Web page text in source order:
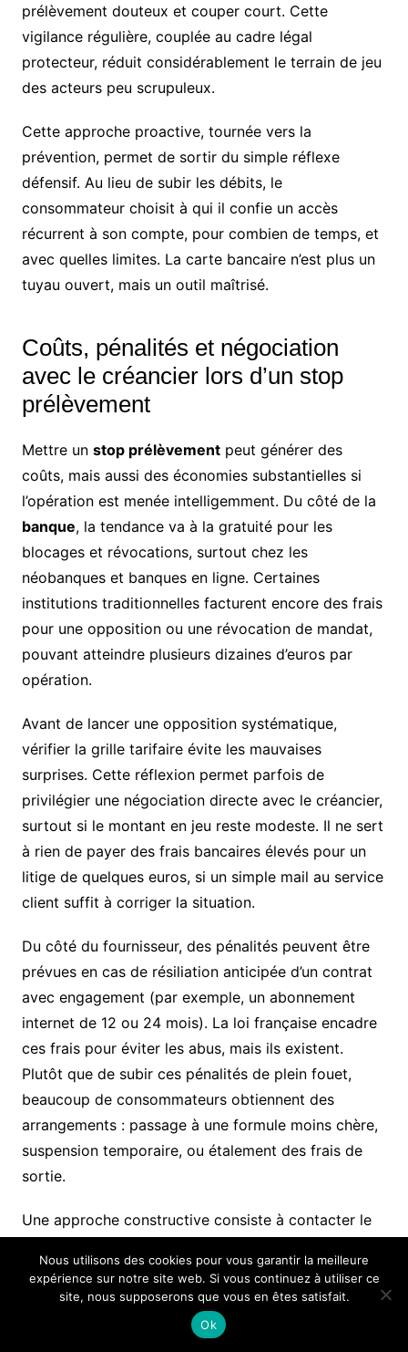
prélèvement douteux et couper court. Cette
vigilance régulière, couplée au cadre légal
protecteur, réduit considérablement le terrain de jeu
des acteurs peu scrupuleux.
Cette approche proactive, tournée vers la
prévention, permet de sortir du simple réflexe
défensif. Au lieu de subir les débits, le
consommateur choisit à qui il confie un accès
récurrent à son compte, pour combien de temps, et
avec quelles limites. La carte bancaire n’est plus un
tuyau ouvert, mais un outil maîtrisé.
Coûts, pénalités et négociation
avec le créancier lors d’un stop
prélèvement
Mettre un stop prélèvementpeut générer des
coûts, mais aussi des économies substantielles si
l’opération est menée intelligemment. Du côté de la
banque, la tendance va à la gratuité pour les
blocages et révocations, surtout chez les
néobanques et banques en ligne. Certaines
institutions traditionnelles facturent encore des frais
pour une opposition ou une révocation de mandat,
pouvant atteindre plusieurs dizaines d’euros par
opération.
Avant de lancer une opposition systématique,
vérifier la grille tarifaire évite les mauvaises
surprises. Cette réflexion permet parfois de
privilégier une négociation directe avec le créancier,
surtout si le montant en jeu reste modeste. Il ne sert
à rien de payer des frais bancaires élevés pour un
litige de quelques euros, si un simple mail au service
client suffit à corriger la situation.
Du côté du fournisseur, des pénalités peuvent être
prévues en cas de résiliation anticipée d’un contrat
avec engagement (par exemple, un abonnement
internet de 12 ou 24 mois). La loi française encadre
ces frais pour éviter les abus, mais ils existent.
Plutôt que de subir ces pénalités de plein fouet,
beaucoup de consommateurs obtiennent des
arrangements : passage à une formule moins chère,
suspension temporaire, ou étalement des frais de
sortie.
Une approche constructive consiste à contacter le
Expliquer la situation (perte de revenu,
déménagement, insatisfaction) et proposer une
solution. De nombreux services commerciaux
Nous utilisons des cookies pour vous garantir la meilleure
expérience sur notre site web. Si vous continuez à utiliser ce
site, nous supposerons que vous en êtes satisfait.
Ok